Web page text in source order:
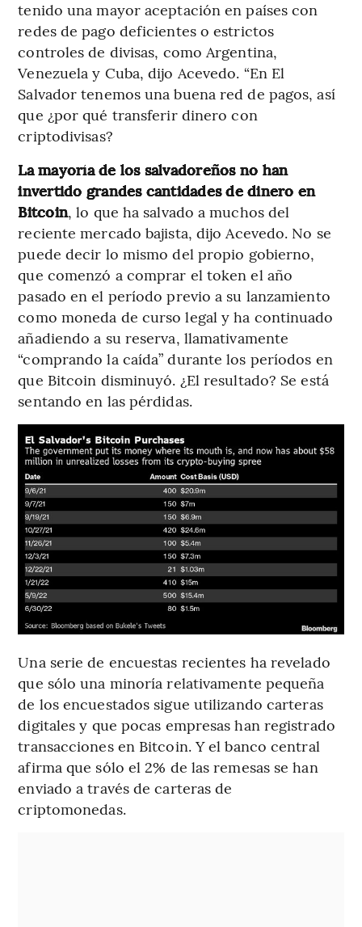
tenido una mayor aceptación en países con
redes de pago deficientes o estrictos
controles de divisas, como Argentina,
Venezuela y Cuba, dijo Acevedo. “En El
Salvador tenemos una buena red de pagos, así
que ¿por qué transferir dinero con
criptodivisas?
La mayoría de los salvadoreños no han
invertido grandes cantidades de dinero en
Bitcoin, lo que ha salvado a muchos del
reciente mercado bajista, dijo Acevedo. No se
puede decir lo mismo del propio gobierno,
que comenzó a comprar el token el año
pasado en el período previo a su lanzamiento
como moneda de curso legal y ha continuado
añadiendo a su reserva, llamativamente
“comprando la caída” durante los períodos en
que Bitcoin disminuyó. ¿El resultado? Se está
sentando en las pérdidas.
Una serie de encuestas recientes ha revelado
que sólo una minoría relativamente pequeña
de los encuestados sigue utilizando carteras
digitales y que pocas empresas han registrado
transacciones en Bitcoin. Y el banco central
afirma que sólo el 2% de las remesas se han
enviado a través de carteras de
criptomonedas.